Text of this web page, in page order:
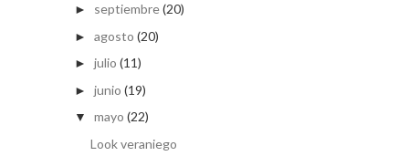
► septiembre(20)
► agosto (20)
► julio (11)
► junio (19)
▼ mayo (22)
Look veraniego